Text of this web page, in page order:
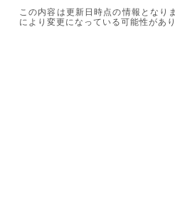
この内容は更新日時点の情報となり
により変更になっている可能性があり